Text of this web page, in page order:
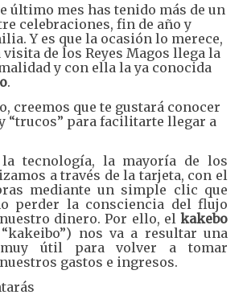
último mes has tenido más de un
celebraciones, fin de año y
Y es que la ocasión lo merece,
visita de los Reyes Magos llega la
y con ella la ya conocida
.
creemos que te gustará conocer
“trucos” para facilitarte llegar a
tecnología, la mayoría de los
a través de la tarjeta, con el
mediante un simple clic que
perder la consciencia del flujo
dinero. Por ello, el kakebo
nos va a resultar una
muy útil para volver a tomar
gastos e ingresos.